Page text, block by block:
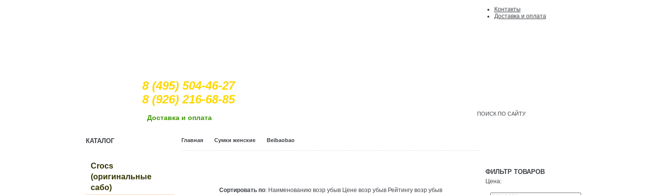
8 (495) 504-46-27
8 (926) 216-68-85
Контакты
Доcтавка и оплата
Доcтавка и оплата
КАТАЛОГ
Crocs
(оригинальные
сабо)
Главная Сумки женские Beibaobao
Сортировать по: Наименованию возр убыв Цене возр убыв Рейтингу возр убыв
ФИЛЬТР ТОВАРОВ
Цена: